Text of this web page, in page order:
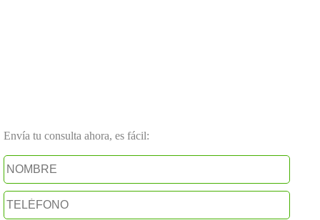
Envía tu consulta ahora, es fácil: